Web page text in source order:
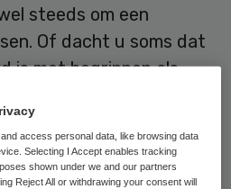
steeds om een
Of dacht u soms dat
is met begrippen als
,performance
Toch zijn
waarmee veel
access personal data, like browsing data
Selecting I Accept enables tracking
shown under we and our partners
Reject All or withdrawing your consent will